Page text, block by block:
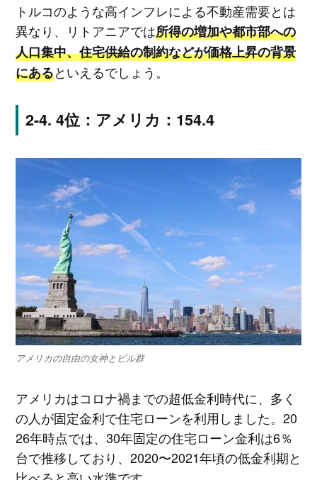
トルコのような高インフレによる不動産需要とは
異なり、リトアニアでは所得の増加や都市部への
人口集中、住宅供給の制約などが価格上昇の背景
にあるといえるでしょう。
4位：アメリカ：154.4
アメリカの自由の女神とビル群
アメリカはコロナ禍までの超低金利時代に、多く
の人が固定金利で住宅ローンを利用しました。20
26年時点では、30年固定の住宅ローン金利は6％
台で推移しており、2020〜2021年頃の低金利期と